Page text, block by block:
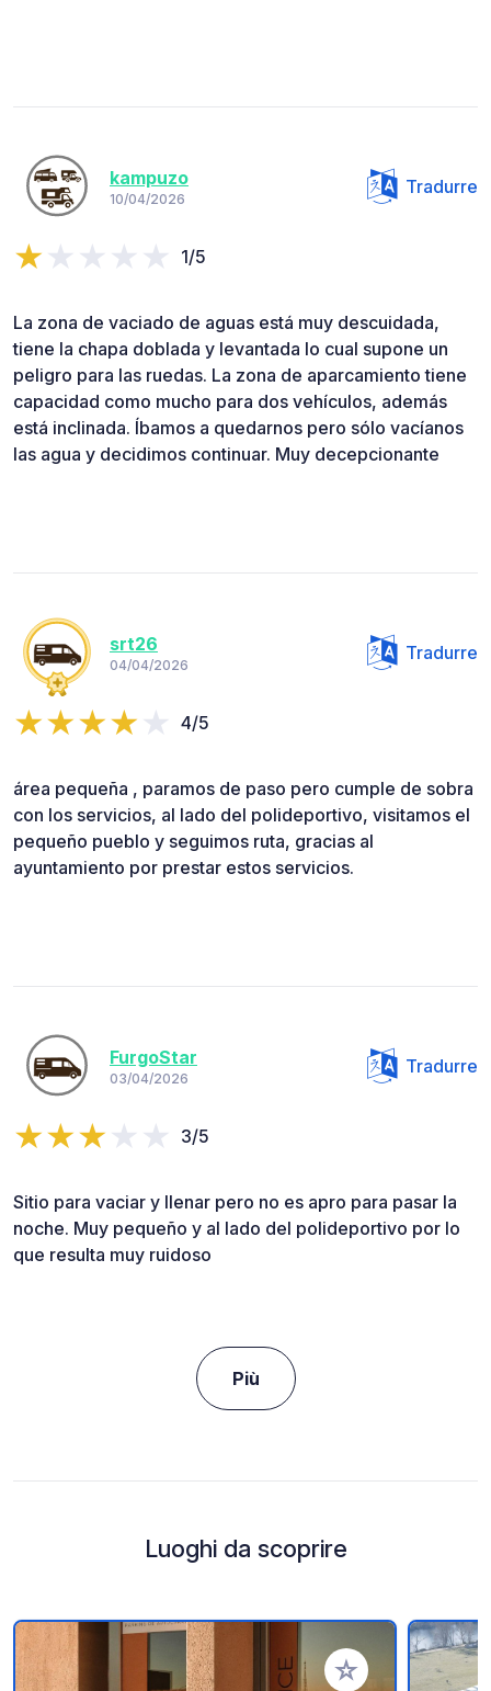
kampuzo
10/04/2026
Tradurre
1/5
La zona de vaciado de aguas está muy descuidada,
tiene la chapa doblada y levantada lo cual supone un
peligro para las ruedas. La zona de aparcamiento tiene
capacidad como mucho para dos vehículos, además
está inclinada. Íbamos a quedarnos pero sólo vacíanos
las agua y decidimos continuar. Muy decepcionante
srt26
04/04/2026
Tradurre
4/5
área pequeña , paramos de paso pero cumple de sobra
con los servicios, al lado del polideportivo, visitamos el
pequeño pueblo y seguimos ruta, gracias al
ayuntamiento por prestar estos servicios.
FurgoStar
03/04/2026
Tradurre
3/5
Sitio para vaciar y llenar pero no es apro para pasar la
noche. Muy pequeño y al lado del polideportivo por lo
que resulta muy ruidoso
Più
Luoghi da scoprire